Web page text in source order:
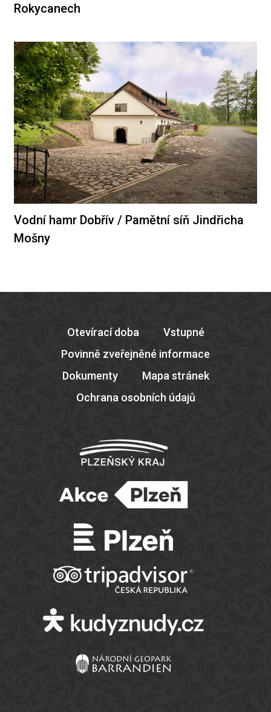
Rokycanech
Vodní hamr Dobřív / Pamětní síň Jindřicha
Mošny
Otevírací doba
Vstupné
Povinně zveřejněné informace
Dokumenty
Mapa stránek
Ochrana osobních údajů